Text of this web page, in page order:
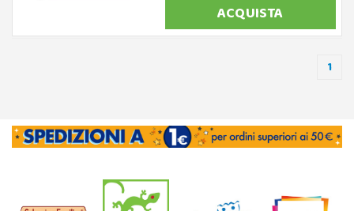
ACQUISTA
1